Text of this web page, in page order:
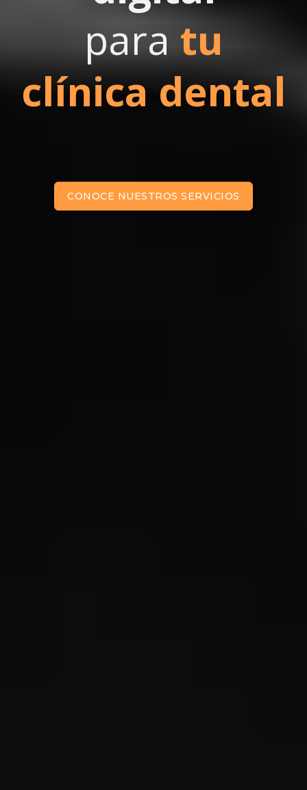
para tu
clínica dental
CONOCE NUESTROS SERVICIOS